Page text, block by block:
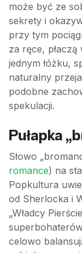
może być ze
sekrety i
przy tym
za ręce,
jednym łóżku,
naturalny
podobne
spekulacji.
Pułapka
Słowo
romance) na
Popkultura
od Sherlocka i
„Władcy
celowo